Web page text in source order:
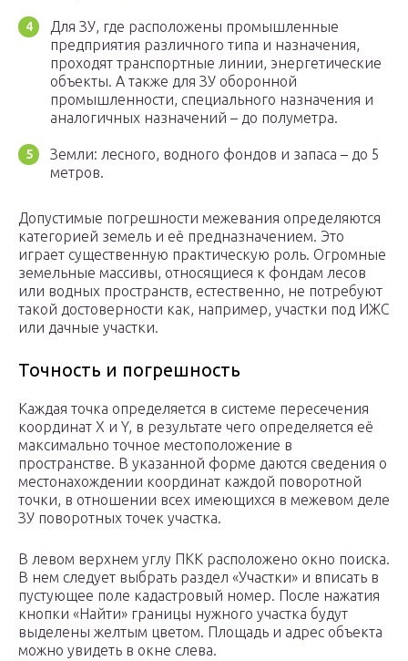
Для ЗУ, где расположены промышленные
предприятия различного типа и назначения,
проходят транспортные линии, энергетические
объекты. А также для ЗУ оборонной
промышленности, специального назначения и
аналогичных назначений – до полуметра.
Земли: лесного, водного фондов и запаса – до 5
метров.
Допустимые погрешности межевания определяются
категорией земель и её предназначением. Это
играет существенную практическую роль. Огромные
земельные массивы, относящиеся к фондам лесов
или водных пространств, естественно, не потребуют
такой достоверности как, например, участки под ИЖС
или дачные участки.
Точность и погрешность
Каждая точка определяется в системе пересечения
координат X и Y, в результате чего определяется её
максимально точное местоположение в
пространстве. В указанной форме даются сведения о
местонахождении координат каждой поворотной
точки, в отношении всех имеющихся в межевом деле
ЗУ поворотных точек участка.
В левом верхнем углу ПКК расположено окно поиска.
В нем следует выбрать раздел «Участки» и вписать в
пустующее поле кадастровый номер. После нажатия
кнопки «Найти» границы нужного участка будут
выделены желтым цветом. Площадь и адрес объекта
можно увидеть в окне слева.